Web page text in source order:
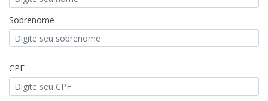
Sobrenome
CPF